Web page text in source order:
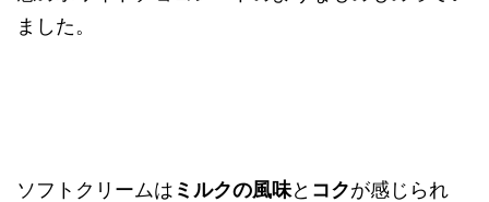
ました。
ソフトクリームは ミルクの風味と コクが感じられ